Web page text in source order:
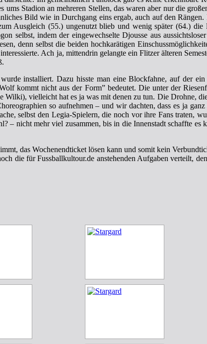
ums Stadion an mehreren Stellen, das waren aber nur die
Bild wie in Durchgang eins ergab, auch auf den
Ausgleich (55.) ungenutzt blieb und wenig später (64.) die
selbst, indem der eingewechselte Djousse aus
denn selbst die beiden hochkarätigen
Ach ja, mittendrin gelangte ein Flitzer älteren
installiert. Dazu hisste man eine Blockfahne, auf der
kommt nicht aus der Form” bedeutet. Die unter der
vielleicht hat es ja was mit denen zu tun. Die Drohne,
so aufnehmen – und wir dachten, dass es ja
selbst den Legia-Spielern, die noch vor ihre Fans traten,
nicht mehr viel zusammen, bis in die Innenstadt schaffte es
das Wochenendticket lösen kann und somit kein
die für Fussballkultour.de anstehenden Aufgaben verteilt,